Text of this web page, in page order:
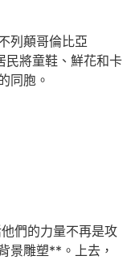
列顛哥倫比亞
民將童鞋、鮮花和卡
同胞。
們的力量不再是攻
景雕塑**。上去，